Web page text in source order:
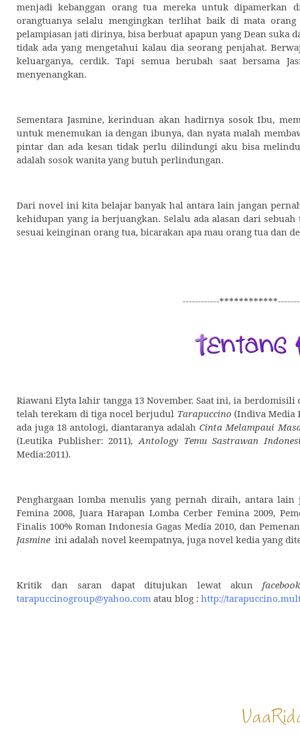
menjadi kebanggan orang tua mereka untuk dipamerkan
orangtuanya selalu mengingkan terlihat baik di mata
pelampiasan jati dirinya, bisa berbuat apapun yang Dean
tidak ada yang mengetahui kalau dia seorang penjahat.
keluarganya, cerdik. Tapi semua berubah saat bersama
menyenangkan.
Sementara Jasmine, kerinduan akan hadirnya sosok Ibu,
untuk menemukan ia dengan ibunya, dan nyata malah
pintar dan ada kesan tidak perlu dilindungi aku bisa
adalah sosok wanita yang butuh perlindungan.
Dari novel ini kita belajar banyak hal antara lain jangan
kehidupan yang ia berjuangkan. Selalu ada alasan dari
sesuai keinginan orang tua, bicarakan apa mau orang tua dan
------------
Riawani Elyta lahir tangga 13 November. Saat ini, ia
telah terekam di tiga nocel berjudul Tarapuccino (Indiva Media
ada juga 18 antologi, diantaranya adalahCinta Melampaui
(Leutika Publisher: 2011), Antology Temu Sastrawan
Media:2011).
Penghargaan lomba menulis yang pernah diraih, antara
Femina 2008, Juara Harapan Lomba Cerber Femina 2009,
Finalis 100% Roman Indonesia Gagas Media 2010, dan
Jasmine ini adalah novel keempatnya, juga novel kedia yang
Kritik dan saran dapat ditujukan lewat akun
tarapuccinogroup@yahoo.com atau blog : http://